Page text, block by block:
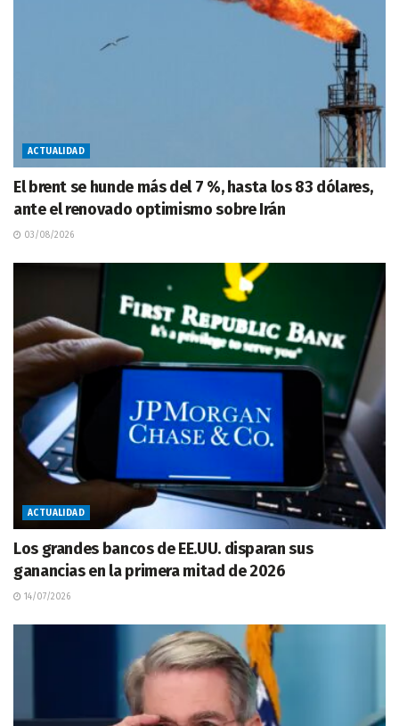
ACTUALIDAD
El brent se hunde más del 7 %, hasta los 83 dólares,
ante el renovado optimismo sobre Irán
03/08/2026
ACTUALIDAD
Los grandes bancos de EE.UU. disparan sus
ganancias en la primera mitad de 2026
14/07/2026